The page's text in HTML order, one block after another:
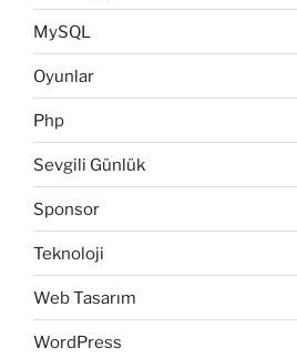
MySQL
Oyunlar
Php
Sevgili Günlük
Sponsor
Teknoloji
Web Tasarım
WordPress